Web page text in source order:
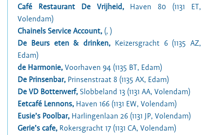
Café Restaurant De Vrijheid, Haven 80 (1131 ET,
Volendam)
Chainels Service Account, (, )
De Beurs eten & drinken, Keizersgracht 6 (1135 AZ,
Edam)
de Harmonie, Voorhaven 94 (1135 BT, Edam)
De Prinsenbar, Prinsenstraat 8 (1135 AX, Edam)
De VD Botterwerf, Slobbeland 13 (1131 AA, Volendam)
Eetcafé Lennons, Haven 166 (1131 EW, Volendam)
Eusie’s Poolbar, Harlingenlaan 26 (1131 JP, Volendam)
Gerie’s cafe, Rokersgracht 17 (1131 CA, Volendam)